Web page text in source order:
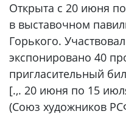
Открыта с 20 июня
в выставочном
Горького.
экспонировано 40
пригласительный
[.,. 20 июня по 15
(Союз художников